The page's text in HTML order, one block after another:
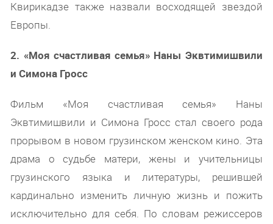
Квирикадзе также назвали восходящей звездой
Европы.
2. «Моя счастливая семья» Наны Эквтимишвили
и Симона Гросс
Фильм «Моя счастливая семья» Наны
Эквтимишвили и Симона Гросс стал своего рода
прорывом в новом грузинском женском кино. Эта
драма о судьбе матери, жены и учительницы
грузинского языка и литературы, решившей
кардинально изменить личную жизнь и пожить
исключительно для себя. По словам режиссеров